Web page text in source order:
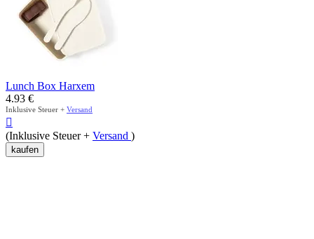
Lunch Box Harxem
4.93 €
Inklusive Steuer + Versand

(Inklusive Steuer + Versand )
kaufen